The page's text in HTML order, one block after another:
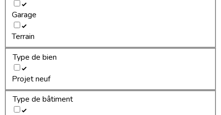
Garage
Terrain
Type de bien
Projet neuf
Type de bâtiment